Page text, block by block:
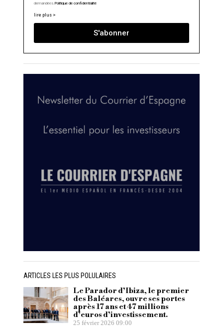
demandées.Politique de confidentialité
lire plus >
S'abonner
ARTICLES LES PLUS POLULAIRES
Le Parador d’Ibiza, le premier
des Baléares, ouvre ses portes
après 17 ans et 47 millions
d’euros d’investissement.
25 février 2026 09:00